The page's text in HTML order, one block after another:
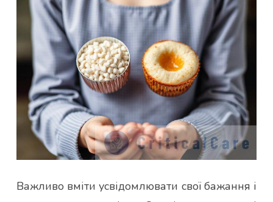
Важливо вміти усвідомлювати свої бажання і